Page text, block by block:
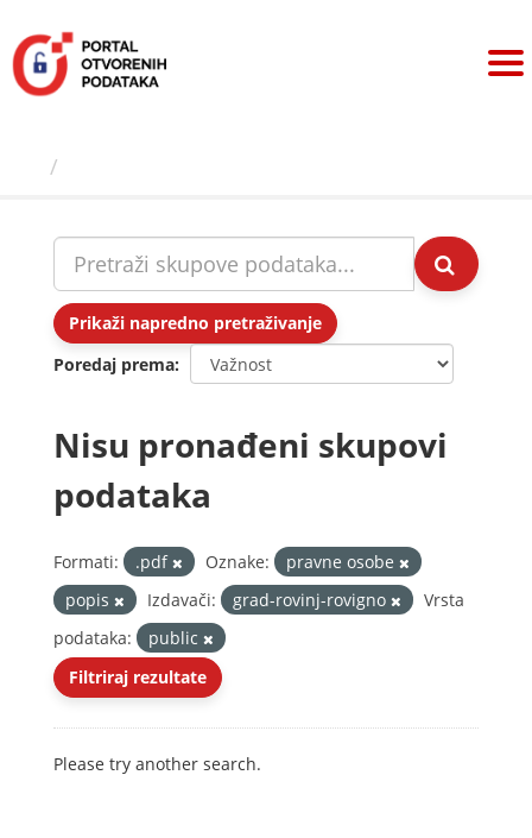
sadržaj
Prikaži napredno pretraživanje
Poredaj prema
Nisu pronađeni skupovi
podataka
Formati: .pdf Oznake:
pravne osobe
popis
Izdavači: grad-rovinj-rovigno
Vrsta
podataka:
public
Filtriraj rezultate
Please try another search.